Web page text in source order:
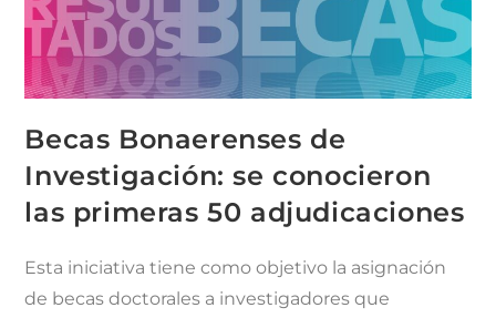
Becas Bonaerenses de
Investigación: se conocieron
las primeras 50 adjudicaciones
Esta iniciativa tiene como objetivo la asignación
de becas doctorales a investigadores que